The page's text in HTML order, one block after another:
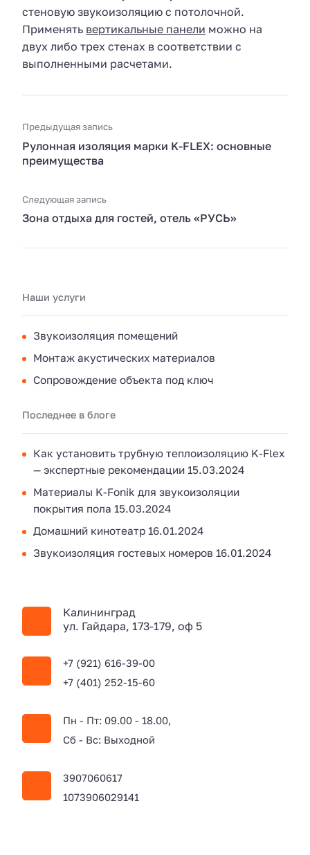
стеновую звукоизоляцию с потолочной.
Применять вертикальные панели можно на
двух либо трех стенах в соответствии с
выполненными расчетами.
Предыдущая запись
Рулонная изоляция марки K-FLEX: основные
преимущества
Следующая запись
Зона отдыха для гостей, отель «РУСЬ»
Наши услуги
Звукоизоляция помещений
Монтаж акустических материалов
Сопровождение объекта под ключ
Последнее в блоге
Как установить трубную теплоизоляцию K-Flex
— экспертные рекомендации 15.03.2024
Материалы K-Fonik для звукоизоляции
покрытия пола 15.03.2024
Домашний кинотеатр 16.01.2024
Звукоизоляция гостевых номеров 16.01.2024
Калининград
ул. Гайдара, 173-179, оф 5
+7 (921) 616-39-00
+7 (401) 252-15-60
Пн - Пт: 09.00 - 18.00,
Сб - Вс: Выходной
3907060617
1073906029141